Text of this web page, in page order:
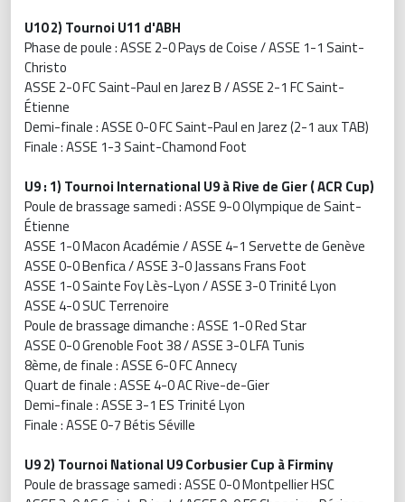
U10 2) Tournoi U11 d'ABH
Phase de poule : ASSE 2-0 Pays de Coise / ASSE 1-1 Saint-
Christo
ASSE 2-0 FC Saint-Paul en Jarez B / ASSE 2-1 FC Saint-
Étienne
Demi-finale : ASSE 0-0 FC Saint-Paul en Jarez (2-1 aux TAB)
Finale : ASSE 1-3 Saint-Chamond Foot
U9 : 1) Tournoi International U9 à Rive de Gier ( ACR Cup)
Poule de brassage samedi : ASSE 9-0 Olympique de Saint-
Étienne
ASSE 1-0 Macon Académie / ASSE 4-1 Servette de Genève
ASSE 0-0 Benfica / ASSE 3-0 Jassans Frans Foot
ASSE 1-0 Sainte Foy Lès-Lyon / ASSE 3-0 Trinité Lyon
ASSE 4-0 SUC Terrenoire
Poule de brassage dimanche : ASSE 1-0 Red Star
ASSE 0-0 Grenoble Foot 38 / ASSE 3-0 LFA Tunis
8ème, de finale : ASSE 6-0 FC Annecy
Quart de finale : ASSE 4-0 AC Rive-de-Gier
Demi-finale : ASSE 3-1 ES Trinité Lyon
Finale : ASSE 0-7 Bétis Séville
U9 2) Tournoi National U9 Corbusier Cup à Firminy
Poule de brassage samedi : ASSE 0-0 Montpellier HSC